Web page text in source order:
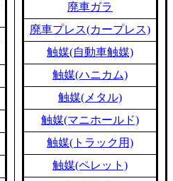
廃車ガラ
廃車プレス(カープレス)
触媒(自動車触媒)
触媒(ハニカム)
触媒(メタル)
触媒(マニホールド)
触媒(トラック用)
触媒(ペレット)